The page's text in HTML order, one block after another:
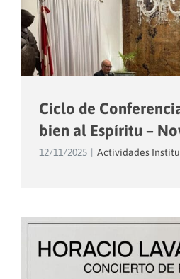
Ciclo de
bien al Espíritu –
12/11/2025 Actividades